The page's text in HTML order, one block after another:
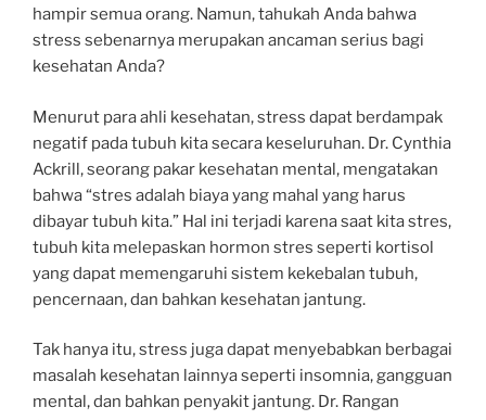
hampir semua orang. Namun, tahukah Anda bahwa
stress sebenarnya merupakan ancaman serius bagi
kesehatan Anda?
Menurut para ahli kesehatan, stress dapat berdampak
negatif pada tubuh kita secara keseluruhan. Dr. Cynthia
Ackrill, seorang pakar kesehatan mental, mengatakan
bahwa “stres adalah biaya yang mahal yang harus
dibayar tubuh kita.” Hal ini terjadi karena saat kita stres,
tubuh kita melepaskan hormon stres seperti kortisol
yang dapat memengaruhi sistem kekebalan tubuh,
pencernaan, dan bahkan kesehatan jantung.
Tak hanya itu, stress juga dapat menyebabkan berbagai
masalah kesehatan lainnya seperti insomnia, gangguan
mental, dan bahkan penyakit jantung. Dr. Rangan